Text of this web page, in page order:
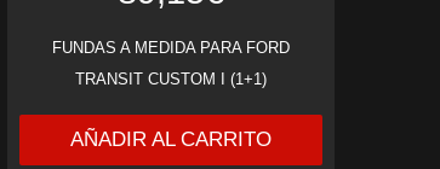
FUNDAS A MEDIDA PARA FORD
TRANSIT CUSTOM I (1+1)
AÑADIR AL CARRITO